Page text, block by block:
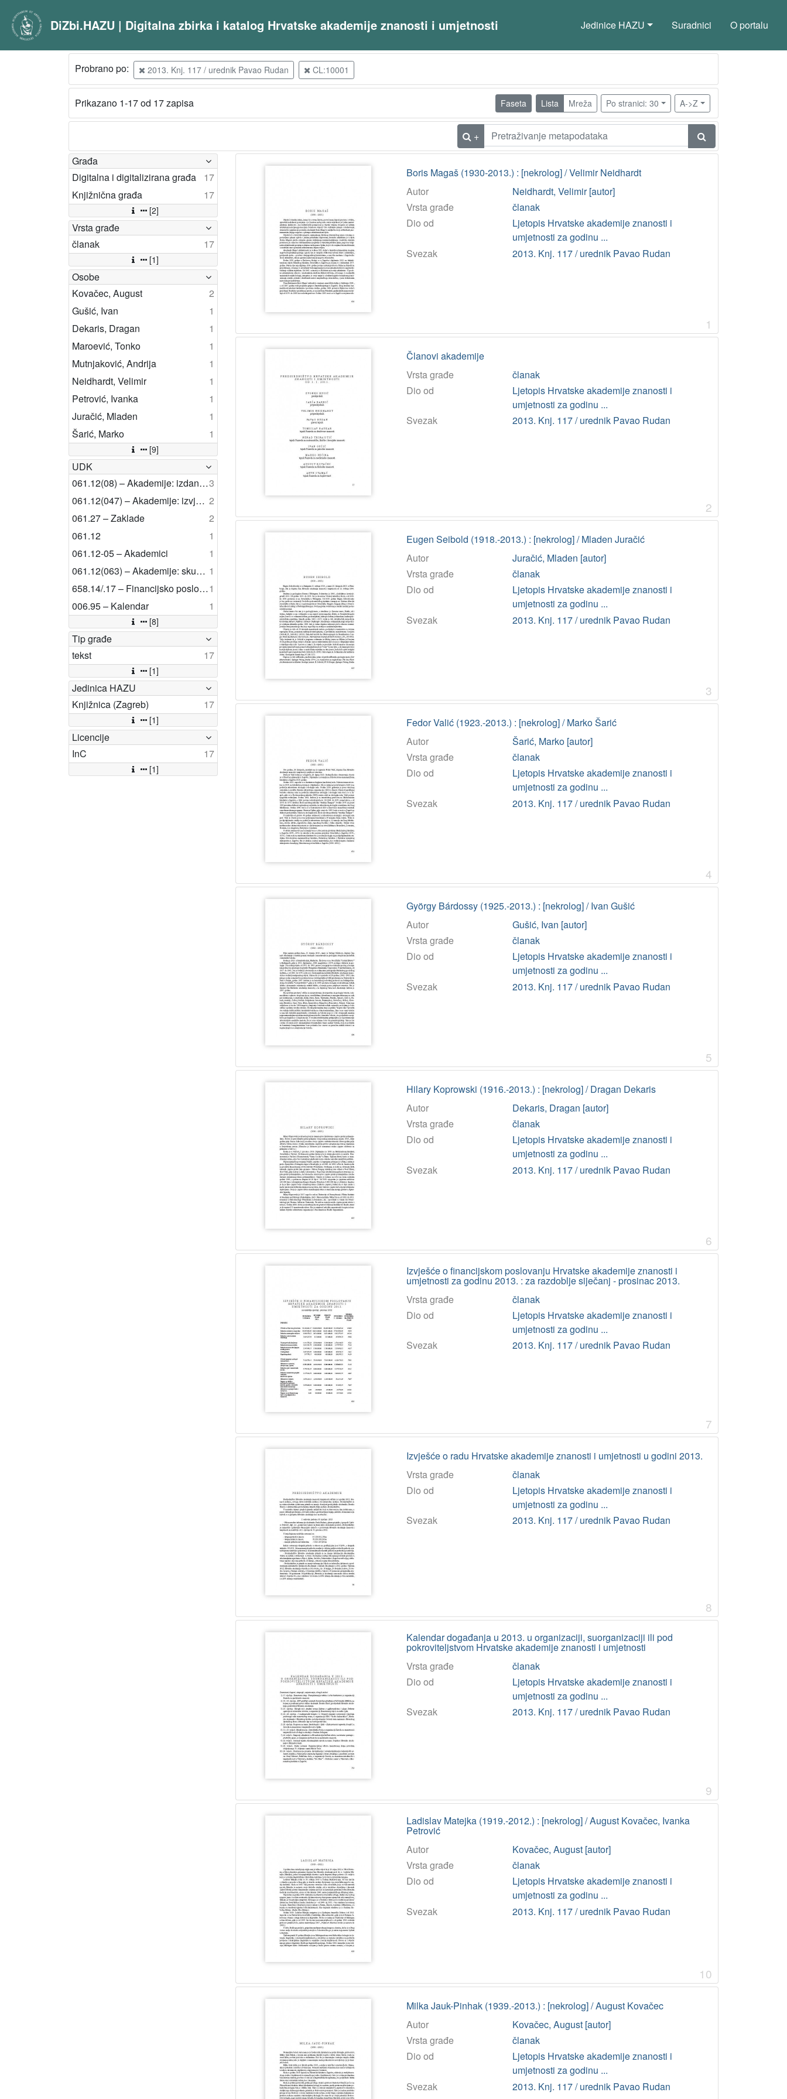
DiZbi.HAZU | Digitalna zbirka i katalog Hrvatske akademije znanosti i umjetnosti Jedinice HAZU Suradnici O portalu
Probrano po: 2013. Knj. 117 / urednik Pavao Rudan CL:10001
Prikazano 1-17 od 17 zapisa Faseta Lista Mreža Po stranici: 30 A->Z
+
Građa
Digitalna i digitalizirana građa
17
Knjižnična građa
17
[2]
Vrsta građe
članak
17
[1]
Osobe
Kovačec, August
2
Gušić, Ivan
1
Dekaris, Dragan
1
Maroević, Tonko
1
Mutnjaković, Andrija
1
Neidhardt, Velimir
1
Petrović, Ivanka
1
Juračić, Mladen
1
Šarić, Marko
1
[9]
UDK
061.12(08) – Akademije: izdanja, nizovi3
061.12(047) – Akademije: izvješća 2
061.27 – Zaklade
2
061.12
1
061.12-05 – Akademici
1
061.12(063) – Akademije: skupštine i sjednice 1
658.14/.17 – Financijsko poslovanje1
006.95 – Kalendar
1
[8]
Tip građe
tekst
17
[1]
Jedinica HAZU
Knjižnica (Zagreb)
17
[1]
Licencije
InC
17
[1]
Boris Magaš (1930-2013.) : [nekrolog] / Velimir Neidhardt
Autor
Neidhardt, Velimir [autor]
Vrsta građe
članak
Dio od
Ljetopis Hrvatske akademije znanosti i
umjetnosti za godinu ...
Svezak
2013. Knj. 117 / urednik Pavao Rudan
1
Članovi akademije
Vrsta građe
članak
Dio od
Ljetopis Hrvatske akademije znanosti i
umjetnosti za godinu ...
Svezak
2013. Knj. 117 / urednik Pavao Rudan
2
Eugen Seibold (1918.-2013.) : [nekrolog] / Mladen Juračić
Autor
Juračić, Mladen [autor]
Vrsta građe
članak
Dio od
Ljetopis Hrvatske akademije znanosti i
umjetnosti za godinu ...
Svezak
2013. Knj. 117 / urednik Pavao Rudan
3
Fedor Valić (1923.-2013.) : [nekrolog] / Marko Šarić
Autor
Šarić, Marko [autor]
Vrsta građe
članak
Dio od
Ljetopis Hrvatske akademije znanosti i
umjetnosti za godinu ...
Svezak
2013. Knj. 117 / urednik Pavao Rudan
4
György Bárdossy (1925.-2013.) : [nekrolog] / Ivan Gušić
Autor
Gušić, Ivan [autor]
Vrsta građe
članak
Dio od
Ljetopis Hrvatske akademije znanosti i
umjetnosti za godinu ...
Svezak
2013. Knj. 117 / urednik Pavao Rudan
5
Hilary Koprowski (1916.-2013.) : [nekrolog] / Dragan Dekaris
Autor
Dekaris, Dragan [autor]
Vrsta građe
članak
Dio od
Ljetopis Hrvatske akademije znanosti i
umjetnosti za godinu ...
Svezak
2013. Knj. 117 / urednik Pavao Rudan
6
Izvješće o financijskom poslovanju Hrvatske akademije znanosti i
umjetnosti za godinu 2013. : za razdoblje siječanj - prosinac 2013.
Vrsta građe
članak
Dio od
Ljetopis Hrvatske akademije znanosti i
umjetnosti za godinu ...
Svezak
2013. Knj. 117 / urednik Pavao Rudan
7
Izvješće o radu Hrvatske akademije znanosti i umjetnosti u godini 2013.
Vrsta građe
članak
Dio od
Ljetopis Hrvatske akademije znanosti i
umjetnosti za godinu ...
Svezak
2013. Knj. 117 / urednik Pavao Rudan
8
Kalendar događanja u 2013. u organizaciji, suorganizaciji ili pod
pokroviteljstvom Hrvatske akademije znanosti i umjetnosti
Vrsta građe
članak
Dio od
Ljetopis Hrvatske akademije znanosti i
umjetnosti za godinu ...
Svezak
2013. Knj. 117 / urednik Pavao Rudan
9
Ladislav Matejka (1919.-2012.) : [nekrolog] / August Kovačec, Ivanka
Petrović
Autor
Kovačec, August [autor]
Vrsta građe
članak
Dio od
Ljetopis Hrvatske akademije znanosti i
umjetnosti za godinu ...
Svezak
2013. Knj. 117 / urednik Pavao Rudan
10
Milka Jauk-Pinhak (1939.-2013.) : [nekrolog] / August Kovačec
Autor
Kovačec, August [autor]
Vrsta građe
članak
Dio od
Ljetopis Hrvatske akademije znanosti i
umjetnosti za godinu ...
Svezak
2013. Knj. 117 / urednik Pavao Rudan